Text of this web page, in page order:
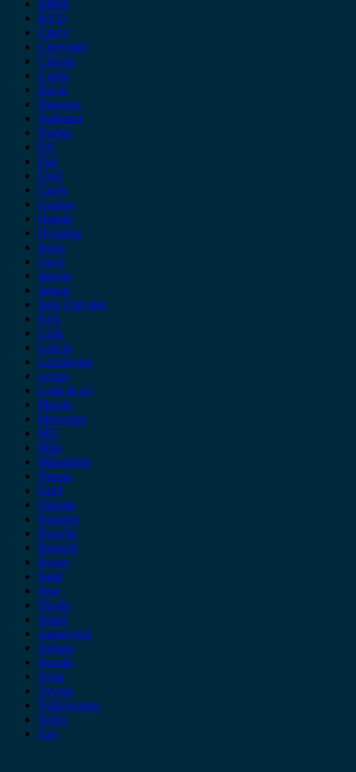
BMW
BYD
Chery
Chevrolet
Citroen
Cupra
Dacia
Daewoo
Daihatsu
Dodge
DS
Fiat
Ford
Geely
Gonow
Honda
Hyundai
Isuzu
iveco
Jaecoo
Jaguar
Jeep Chrysler
KIA
Lada
Lancia
Leapmotor
Lexus
Lynk & co
Mazda
Mercedes
MG
Mini
Mitsubishi
Nissan
Opel
Omoda
Peugeot
Porsche
Renault
Rover
Saab
Seat
Skoda
Smart
ssangyong
Subaru
Suzuki
Tesla
Toyota
Volkswagen
Volvo
Xev